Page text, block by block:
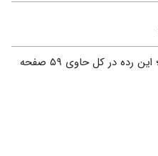
این ۵۹ صفحه در این رده قرار دارند؛ این رده در کل حاوی ۵۹ صفحه